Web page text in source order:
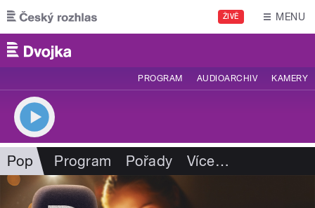
Přejít k hlavnímu obsahu
ŽIVĚ MENU
PROGRAM AUDIOARCHIV KAMERY
Pop Program Pořady Více…